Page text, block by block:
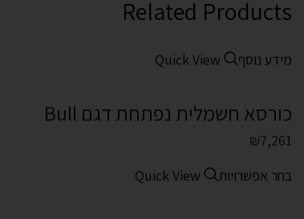
Related Products
מידע נוסף Quick View
כורסא חשמלית נפתחת דגם Bull
₪7,261
בחר אפשרויות
Quick View